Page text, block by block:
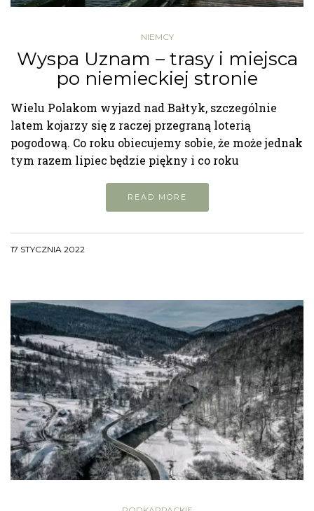
NIEMCY
Wyspa Uznam – trasy i miejsca
po niemieckiej stronie
Wielu Polakom wyjazd nad Bałtyk, szczególnie
latem kojarzy się z raczej przegraną loterią
pogodową. Co roku obiecujemy sobie, że może jednak
tym razem lipiec będzie piękny i co roku
READ MORE
17 STYCZNIA 2022